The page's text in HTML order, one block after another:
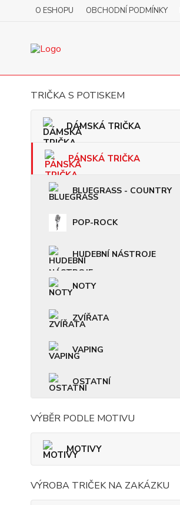
O ESHOPU OBCHODNÍ PODMÍNKY
TRIČKA S POTISKEM
DÁMSKÁ TRIČKA
PÁNSKÁ TRIČKA
BLUEGRASS - COUNTRY
POP-ROCK
HUDEBNÍ NÁSTROJE
NOTY
ZVÍŘATA
VAPING
OSTATNÍ
VÝBĚR PODLE MOTIVU
MOTIVY
VÝROBA TRIČEK NA ZAKÁZKU